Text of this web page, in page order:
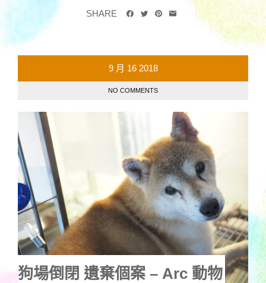
SHARE
9 月 16 2018
NO COMMENTS
狗場倒閉 遺棄個案 – Arc 動物